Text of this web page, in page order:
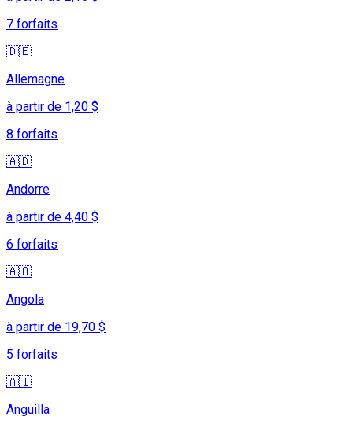
7 forfaits
🇩🇪
Allemagne
à partir de 1,20 $
8 forfaits
🇦🇩
Andorre
à partir de 4,40 $
6 forfaits
🇦🇴
Angola
à partir de 19,70 $
5 forfaits
🇦🇮
Anguilla